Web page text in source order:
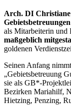
Arch. DI
als Mitarbeiterin und
maßgeblich
goldenen
Seinen Anfang
„Gebietsbetreuung
sie als GB*-
Bezirken Mariahilf,
Hietzing, Penzing,